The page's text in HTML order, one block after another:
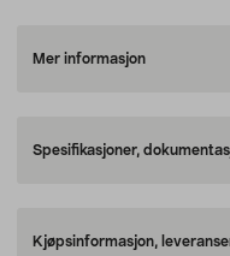
Mer informasjon
Spesifikasjoner,
Kjøpsinformasjon,